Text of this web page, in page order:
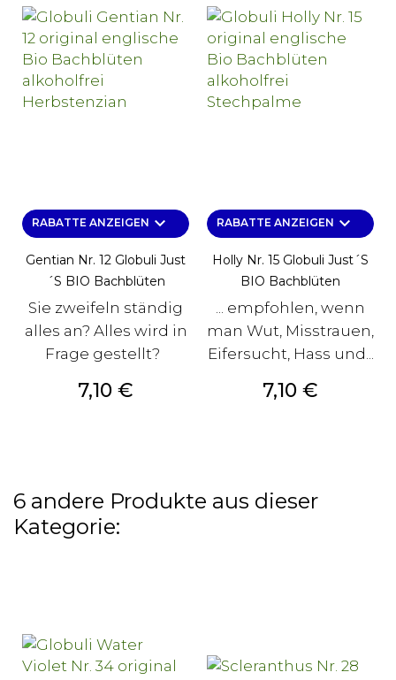
RABATTE ANZEIGEN keyboard_arrow_down
Gentian Nr. 12 Globuli Just
´s BIO Bachblüten
Sie zweifeln ständig
alles an? Alles wird in
Frage gestellt?
Preis
7,10 €
RABATTE ANZEIGEN keyboard_arrow_down
Holly Nr. 15 Globuli Just´s
BIO Bachblüten
... empfohlen, wenn
man Wut, Misstrauen,
Eifersucht, Hass und...
Preis
7,10 €
6 andere Produkte aus dieser
Kategorie: